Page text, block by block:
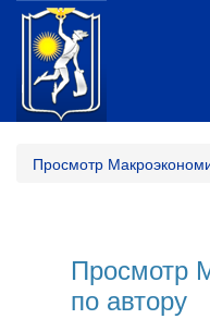
Просмотр
Просмотр
по автору